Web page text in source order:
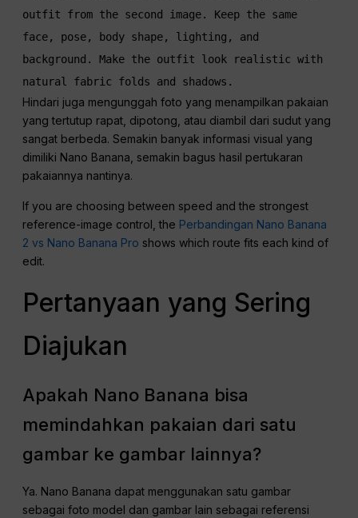
outfit from the second image. Keep the same
face, pose, body shape, lighting, and
background. Make the outfit look realistic with
natural fabric folds and shadows.
Hindari juga mengunggah foto yang menampilkan pakaian
yang tertutup rapat, dipotong, atau diambil dari sudut yang
sangat berbeda. Semakin banyak informasi visual yang
dimiliki Nano Banana, semakin bagus hasil pertukaran
pakaiannya nantinya.
If you are choosing between speed and the strongest
reference-image control, the Perbandingan Nano Banana
2 vs Nano Banana Pro shows which route fits each kind of
edit.
Pertanyaan yang Sering
Diajukan
Apakah Nano Banana bisa
memindahkan pakaian dari satu
gambar ke gambar lainnya?
Ya. Nano Banana dapat menggunakan satu gambar
sebagai foto model dan gambar lain sebagai referensi